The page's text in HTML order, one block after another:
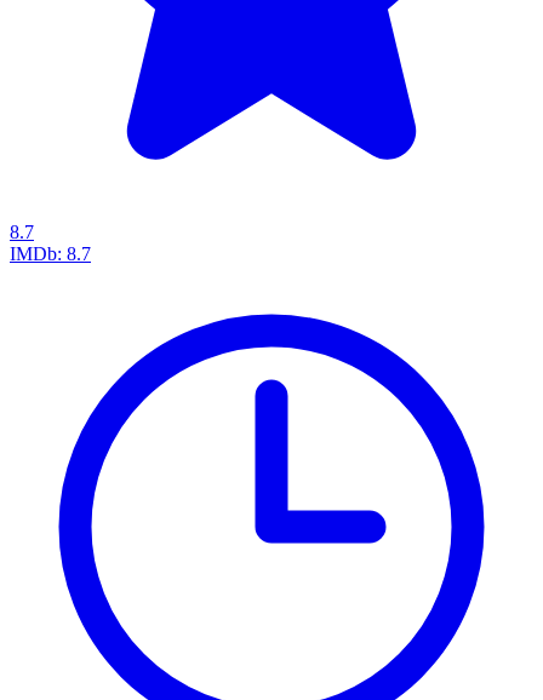
8.7
IMDb: 8.7